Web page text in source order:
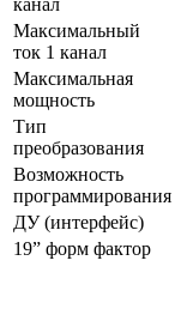
Максимальный
ток 1 канал
Максимальная
мощность
Тип
преобразования
Возможность
программирования
ДУ (интерфейс)
19” форм фактор